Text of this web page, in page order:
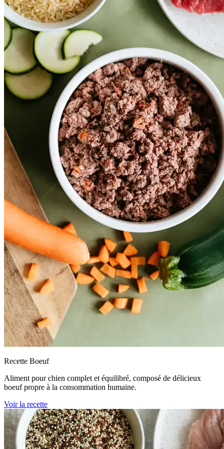
Recette Boeuf
Aliment pour chien complet et équilibré, composé de délicieux
boeuf propre à la consommation humaine.
Voir la recette